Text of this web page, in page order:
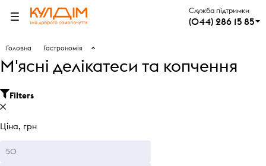
Служба підтримки
(044) 286 15 85
Головна Гастрономія
М'ясні делікатеси та копчення
Filters
Ціна, грн